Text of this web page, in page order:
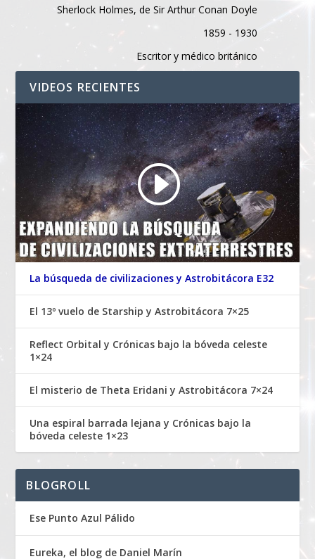
Sherlock Holmes, de Sir Arthur Conan Doyle
1859 - 1930
Escritor y médico británico
VIDEOS RECIENTES
La búsqueda de civilizaciones y Astrobitácora E32
El 13º vuelo de Starship y Astrobitácora 7×25
Reflect Orbital y Crónicas bajo la bóveda celeste
1×24
El misterio de Theta Eridani y Astrobitácora 7×24
Una espiral barrada lejana y Crónicas bajo la
bóveda celeste 1×23
BLOGROLL
Ese Punto Azul Pálido
Eureka, el blog de Daniel Marín